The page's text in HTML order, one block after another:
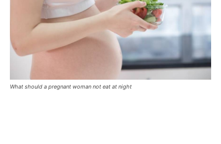
What should a pregnant woman not eat at night